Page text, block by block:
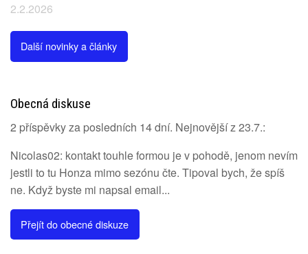
2.2.2026
Další novinky a články
Obecná diskuse
2 příspěvky za posledních 14 dní. Nejnovější z 23.7.:
Nicolas02: kontakt touhle formou je v pohodě, jenom nevím
jestli to tu Honza mimo sezónu čte. Tipoval bych, že spíš
ne. Když byste mi napsal email...
Přejít do obecné diskuze